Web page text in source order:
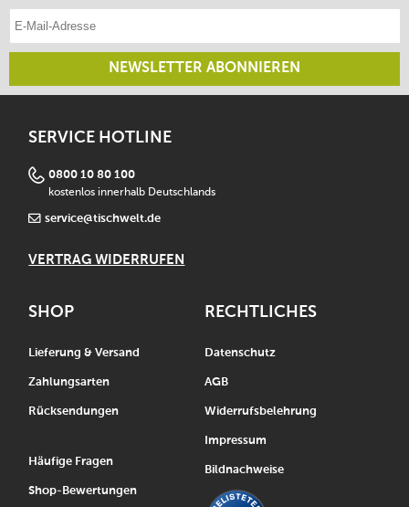
E-Mail-Adresse eintragen
NEWSLETTER ABONNIEREN
SERVICE HOTLINE
0800 10 80 100
kostenlos innerhalb Deutschlands
service@tischwelt.de
VERTRAG WIDERRUFEN
SHOP
Lieferung & Versand
Zahlungsarten
Rücksendungen
Häufige Fragen
Shop-Bewertungen
RECHTLICHES
Datenschutz
AGB
Widerrufsbelehrung
Impressum
Bildnachweise